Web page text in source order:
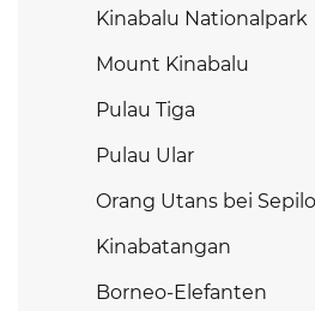
Kinabalu Nationalpark
Mount Kinabalu
Pulau Tiga
Pulau Ular
Orang Utans bei
Kinabatangan
Borneo-Elefanten